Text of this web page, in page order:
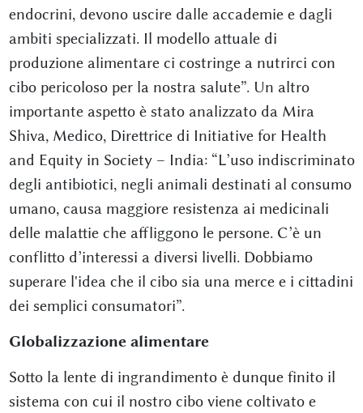
endocrini, devono uscire dalle accademie e dagli
ambiti specializzati. Il modello attuale di
produzione alimentare ci costringe a nutrirci con
cibo pericoloso per la nostra salute”. Un altro
importante aspetto è stato analizzato da Mira
Shiva, Medico, Direttrice di Initiative for Health
and Equity in Society – India: “L’uso indiscriminato
degli antibiotici, negli animali destinati al consumo
umano, causa maggiore resistenza ai medicinali
delle malattie che affliggono le persone. C’è un
conflitto d’interessi a diversi livelli. Dobbiamo
superare l'idea che il cibo sia una merce e i cittadini
dei semplici consumatori”.
Globalizzazione alimentare
Sotto la lente di ingrandimento è dunque finito il
sistema con cui il nostro cibo viene coltivato e